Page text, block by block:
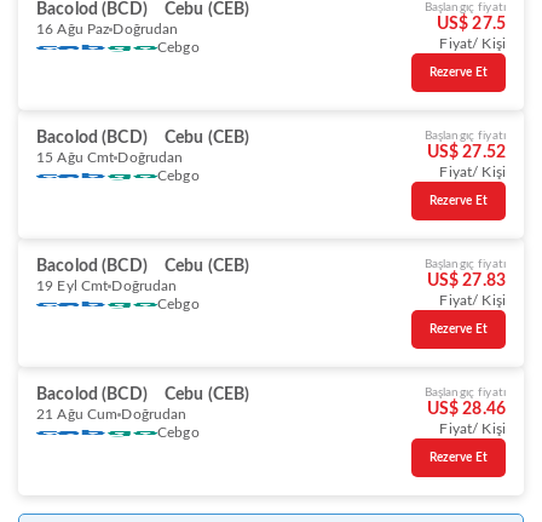
Bacolod (BCD) Cebu (CEB)
16 Ağu Paz Doğrudan
Cebgo
Başlangıç fiyatı
US$ 27.5
Fiyat/ Kişi
Rezerve Et
Bacolod (BCD) Cebu (CEB)
15 Ağu Cmt Doğrudan
Cebgo
Başlangıç fiyatı
US$ 27.52
Fiyat/ Kişi
Rezerve Et
Bacolod (BCD) Cebu (CEB)
19 Eyl Cmt Doğrudan
Cebgo
Başlangıç fiyatı
US$ 27.83
Fiyat/ Kişi
Rezerve Et
Bacolod (BCD) Cebu (CEB)
21 Ağu Cum Doğrudan
Cebgo
Başlangıç fiyatı
US$ 28.46
Fiyat/ Kişi
Rezerve Et